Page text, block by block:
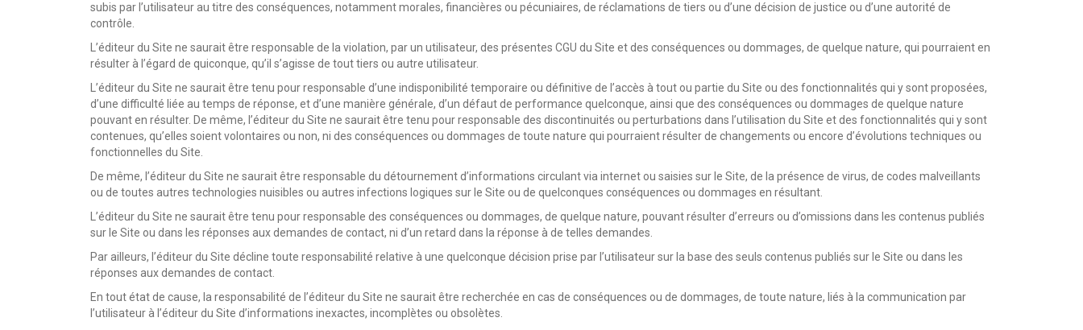
subis par l’utilisateur au titre des conséquences, notamment morales, financières ou pécuniaires, de réclamations de tiers ou d’une décision de justice ou d’une autorité de
contrôle.
L’éditeur du Site ne saurait être responsable de la violation, par un utilisateur, des présentes CGU du Site et des conséquences ou dommages, de quelque nature, qui pourraient en
résulter à l’égard de quiconque, qu’il s’agisse de tout tiers ou autre utilisateur.
L’éditeur du Site ne saurait être tenu pour responsable d’une indisponibilité temporaire ou définitive de l’accès à tout ou partie du Site ou des fonctionnalités qui y sont proposées,
d’une difficulté liée au temps de réponse, et d’une manière générale, d’un défaut de performance quelconque, ainsi que des conséquences ou dommages de quelque nature
pouvant en résulter. De même, l’éditeur du Site ne saurait être tenu pour responsable des discontinuités ou perturbations dans l’utilisation du Site et des fonctionnalités qui y sont
contenues, qu’elles soient volontaires ou non, ni des conséquences ou dommages de toute nature qui pourraient résulter de changements ou encore d’évolutions techniques ou
fonctionnelles du Site.
De même, l’éditeur du Site ne saurait être responsable du détournement d’informations circulant via internet ou saisies sur le Site, de la présence de virus, de codes malveillants
ou de toutes autres technologies nuisibles ou autres infections logiques sur le Site ou de quelconques conséquences ou dommages en résultant.
L’éditeur du Site ne saurait être tenu pour responsable des conséquences ou dommages, de quelque nature, pouvant résulter d’erreurs ou d’omissions dans les contenus publiés
sur le Site ou dans les réponses aux demandes de contact, ni d’un retard dans la réponse à de telles demandes.
Par ailleurs, l’éditeur du Site décline toute responsabilité relative à une quelconque décision prise par l’utilisateur sur la base des seuls contenus publiés sur le Site ou dans les
réponses aux demandes de contact.
En tout état de cause, la responsabilité de l’éditeur du Site ne saurait être recherchée en cas de conséquences ou de dommages, de toute nature, liés à la communication par
l’utilisateur à l’éditeur du Site d’informations inexactes, incomplètes ou obsolètes.